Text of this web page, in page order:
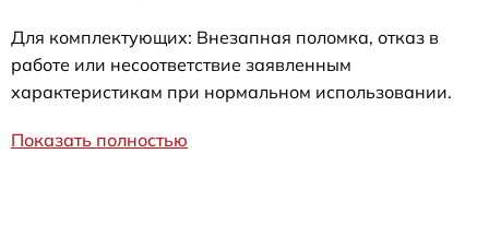
Для комплектующих: Внезапная поломка, отказ в
работе или несоответствие заявленным
характеристикам при нормальном использовании.
Показать полностью